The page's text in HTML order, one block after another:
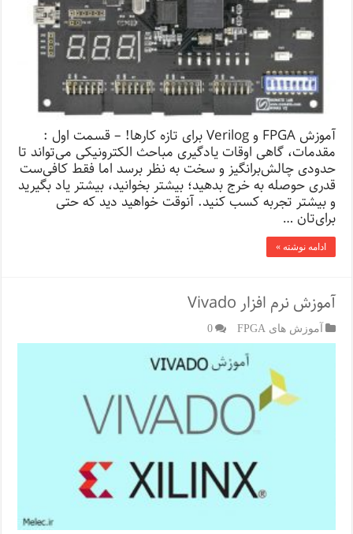
آموزش FPGA و Verilog برای تازه کارها! – قسمت اول :
مقدمات، گاهی اوقات یادگیری مباحث الکترونیکی می‌تواند تا
حدودی چالش‌برانگیز و سخت به نظر برسد اما فقط کافی‌ست
قدری حوصله به خرج بدهید؛ بیشتر بخوانید، بیشتر یاد بگیرید
و بیشتر تجربه کسب کنید. آنوقت خواهید دید که حتی
برای‌تان …
ادامه نوشته »
آموزش نرم افزار Vivado
آموزش های FPGA 0